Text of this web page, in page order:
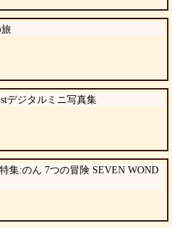
デジタルミニ写真集
集:のん 7つの冒険 SEVEN WOND